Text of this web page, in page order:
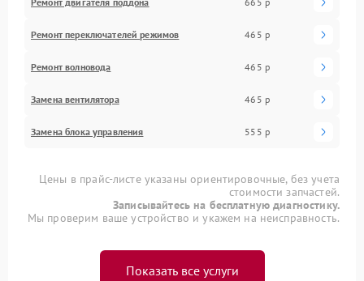
Ремонт переключателей режимов 465 р
Ремонт волновода 465 р
Замена вентилятора 465 р
Замена блока управления 555 р
Цены в прайс-листе указаны ориентировочные, без учета
стоимости запчастей.
Записывайтесь на бесплатную диагностику.
Мы проверим ваше устройство и укажем на неисправность.
Показать все услуги